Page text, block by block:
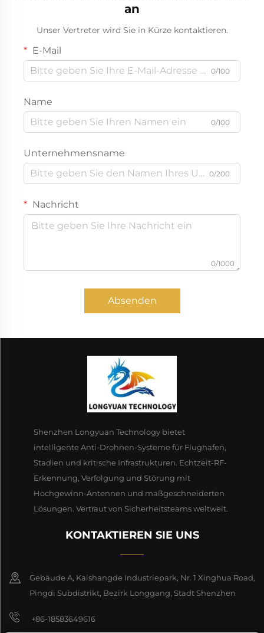
an
Unser Vertreter wird Sie in Kürze kontaktieren.
E-Mail
0/100
Name
0/100
Unternehmensname
0/200
Nachricht
0/1000
Absenden
Shenzhen Longyuan Technology bietet
intelligente Anti-Drohnen-Systeme für Flughäfen,
Stadien und kritische Infrastrukturen. Echtzeit-RF-
Erkennung, Verfolgung und Störung mit
Hochgewinn-Antennen und maßgeschneiderten
Lösungen. Vertraut von Sicherheitsteams weltweit.
KONTAKTIEREN SIE UNS
Gebäude A, Kaishangde Industriepark, Nr. 1 Xinghua Road,
Pingdi Subdistrikt, Bezirk Longgang, Stadt Shenzhen
+86-18583649616